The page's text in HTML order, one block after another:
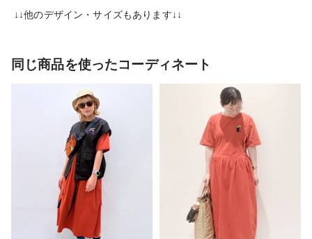
↓↓他のデザイン・サイズもあります↓↓
同じ商品を使ったコーディネート